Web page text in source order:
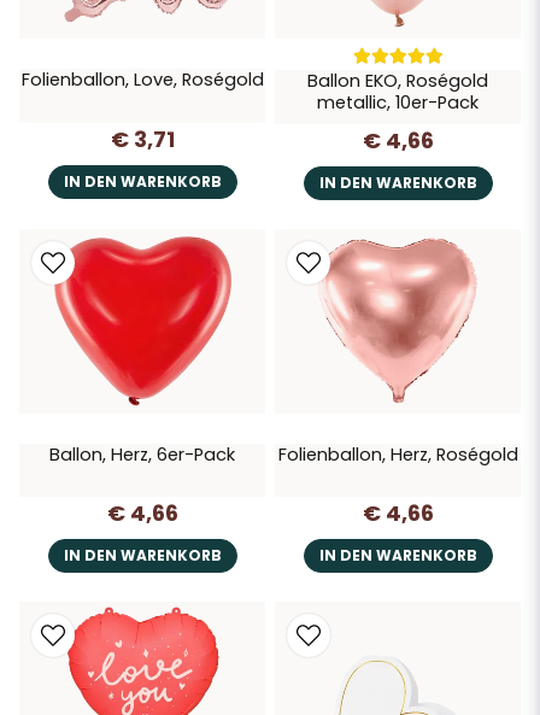
Folienballon, Love, Roségold
€ 3,71
IN DEN WARENKORB
Ballon EKO, Roségold
metallic, 10er-Pack
€ 4,66
IN DEN WARENKORB
Ballon, Herz, 6er-Pack
€ 4,66
IN DEN WARENKORB
Folienballon, Herz, Roségold
€ 4,66
IN DEN WARENKORB